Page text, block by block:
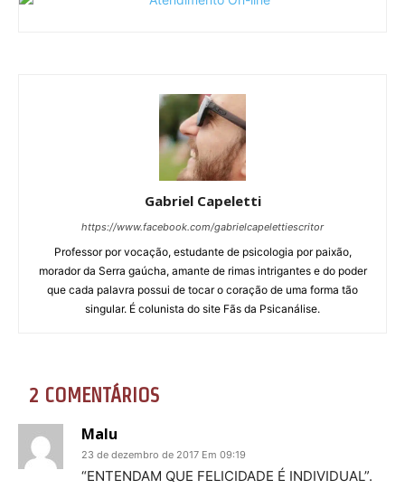
Gabriel Capeletti
https://www.facebook.com/gabrielcapelettiescritor
Professor por vocação, estudante de psicologia por paixão,
morador da Serra gaúcha, amante de rimas intrigantes e do poder
que cada palavra possui de tocar o coração de uma forma tão
singular. É colunista do site Fãs da Psicanálise.
2 COMENTÁRIOS
Malu
23 de dezembro de 2017 Em 09:19
“ENTENDAM QUE FELICIDADE É INDIVIDUAL”.